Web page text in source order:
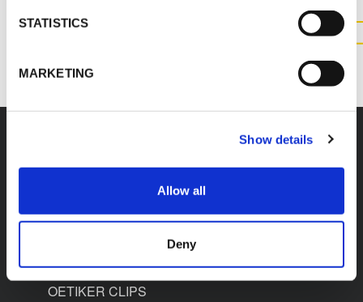
STATISTICS
MARKETING
Show details
Allow all
Deny
Accessoires
OETIKER CLIPS